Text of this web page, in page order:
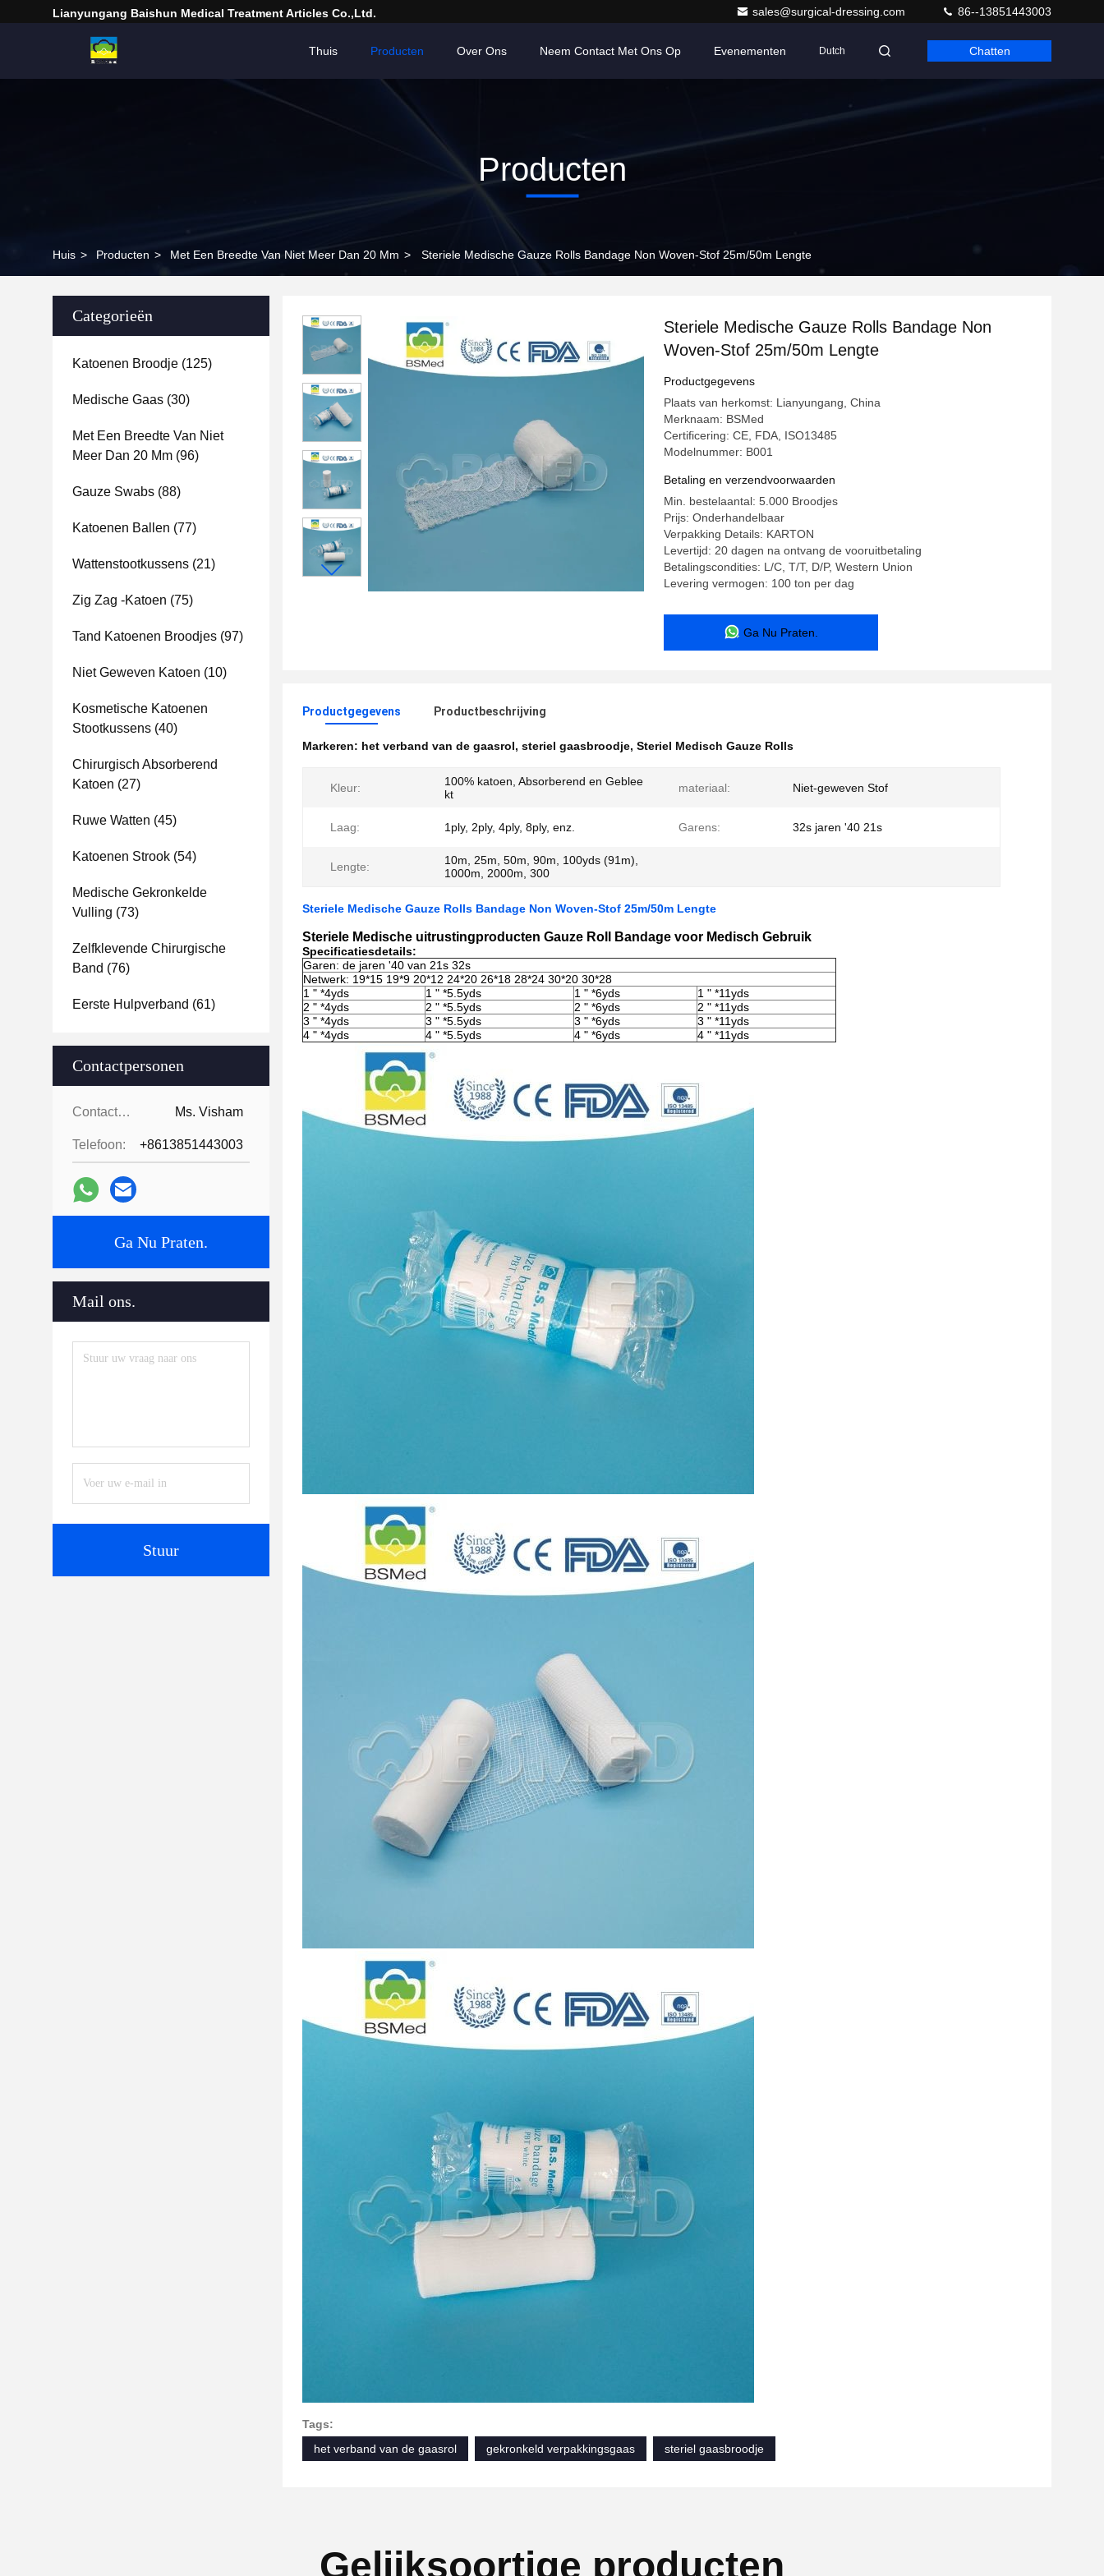
Lianyungang Baishun Medical Treatment Articles Co.,Ltd. sales@surgical-dressing.com 86--13851443003
Thuis Producten Over Ons Neem Contact Met Ons Op Evenementen Dutch Chatten
Producten
Huis > Producten > Met Een Breedte Van Niet Meer Dan 20 Mm > Steriele Medische Gauze Rolls Bandage Non Woven-Stof 25m/50m Lengte
Categorieën
Katoenen Broodje (125)
Medische Gaas (30)
Met Een Breedte Van Niet
Meer Dan 20 Mm (96)
Gauze Swabs (88)
Katoenen Ballen (77)
Wattenstootkussens (21)
Zig Zag -Katoen (75)
Tand Katoenen Broodjes (97)
Niet Geweven Katoen (10)
Kosmetische Katoenen
Stootkussens (40)
Chirurgisch Absorberend
Katoen (27)
Ruwe Watten (45)
Katoenen Strook (54)
Medische Gekronkelde
Vulling (73)
Zelfklevende Chirurgische
Band (76)
Eerste Hulpverband (61)
Contactpersonen
Contactpersonen: Ms. Visham
Telefoon: +8613851443003
Ga Nu Praten.
Mail ons.
Stuur
Steriele Medische Gauze Rolls Bandage Non
Woven-Stof 25m/50m Lengte
Productgegevens
Plaats van herkomst: Lianyungang, China
Merknaam: BSMed
Certificering: CE, FDA, ISO13485
Modelnummer: B001
Betaling en verzendvoorwaarden
Min. bestelaantal: 5.000 Broodjes
Prijs: Onderhandelbaar
Verpakking Details: KARTON
Levertijd: 20 dagen na ontvang de vooruitbetaling
Betalingscondities: L/C, T/T, D/P, Western Union
Levering vermogen: 100 ton per dag
Ga Nu Praten.
Productgegevens Productbeschrijving
Markeren: het verband van de gaasrol, steriel gaasbroodje, Steriel Medisch Gauze Rolls
Kleur:
100% katoen, Absorberend en Geblee
kt
materiaal: Niet-geweven Stof
Laag: 1ply, 2ply, 4ply, 8ply, enz. Garens: 32s jaren '40 21s
Lengte:
10m, 25m, 50m, 90m, 100yds (91m),
1000m, 2000m, 300
Steriele Medische Gauze Rolls Bandage Non Woven-Stof 25m/50m Lengte
Steriele Medische uitrustingproducten Gauze Roll Bandage voor Medisch Gebruik
Specificatiesdetails:
Garen: de jaren '40 van 21s 32s
Netwerk: 19*15 19*9 20*12 24*20 26*18 28*24 30*20 30*28
1 " *4yds
1 " *5.5yds 1 " *6yds
1 " *11yds
2 " *4yds
2 " *5.5yds 2 " *6yds
2 " *11yds
3 " *4yds
3 " *5.5yds 3 " *6yds
3 " *11yds
4 " *4yds
4 " *5.5yds 4 " *6yds 4 " *11yds
Tags:
het verband van de gaasrol
gekronkeld verpakkingsgaas steriel gaasbroodje
Gelijksoortige producten